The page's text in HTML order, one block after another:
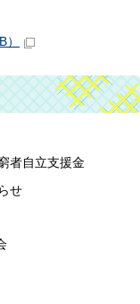
者自立支援金
せ